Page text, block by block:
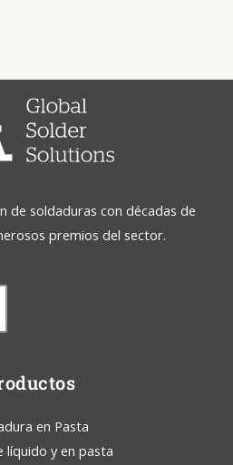
de soldaduras con décadas de
premios del sector.
en Pasta
líquido y en pasta